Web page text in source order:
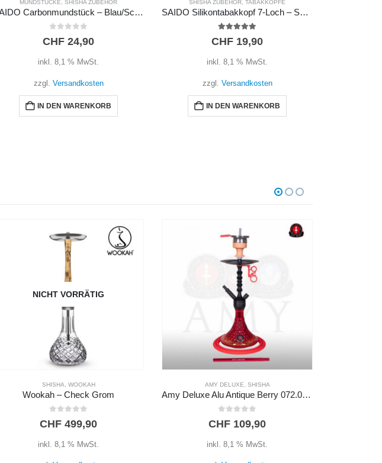
MUNDSTÜCKE, SHISHA ZUBEHÖR
SAIDO Carbonmundstück – Blau/Schwarz
CHF 24,90
inkl. 8,1 % MwSt.
zzgl. Versandkosten
IN DEN WARENKORB
SHISHA ZUBEHÖR, TABAKKÖPFE
SAIDO Silikontabakkopf 7-Loch – Schwarz
CHF 19,90
inkl. 8,1 % MwSt.
zzgl. Versandkosten
IN DEN WARENKORB
AMY DELUXE,SHISHA
CHF 109,90
inkl. 8,1 % MwSt.
NICHT VORRÄTIG
AEON ,SHISHA
AEON Shisha – Edition 4 – Lounge Panda
CHF 339,90
inkl. 8,1 % MwSt.